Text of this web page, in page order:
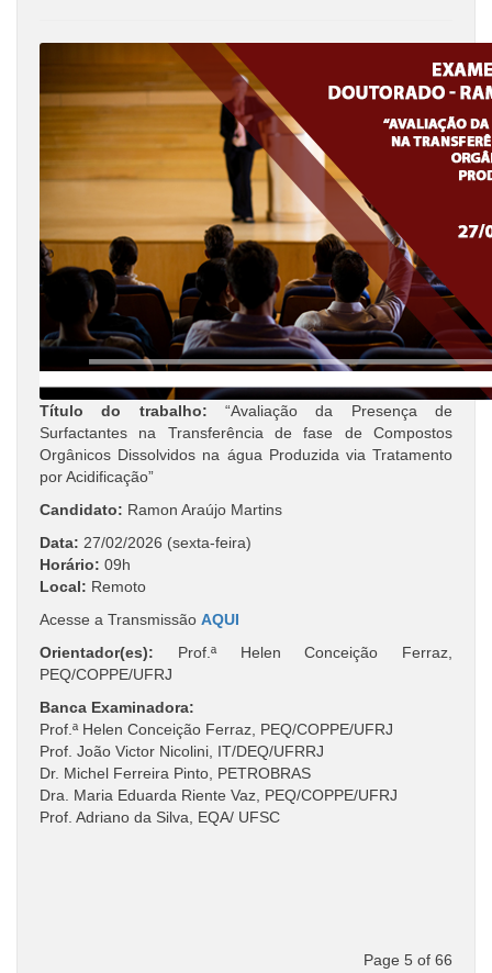
Título do trabalho: “Avaliação da Presença de
Surfactantes na Transferência de fase de Compostos
Orgânicos Dissolvidos na água Produzida via Tratamento
por Acidificação”
Candidato: Ramon Araújo Martins
Data: 27/02/2026 (sexta-feira)
Horário: 09h
Local: Remoto
Acesse a Transmissão AQUI
Orientador(es): Prof.ª Helen Conceição Ferraz,
PEQ/COPPE/UFRJ
Banca Examinadora:
Prof.ª Helen Conceição Ferraz, PEQ/COPPE/UFRJ
Prof. João Victor Nicolini, IT/DEQ/UFRRJ
Dr. Michel Ferreira Pinto, PETROBRAS
Dra. Maria Eduarda Riente Vaz, PEQ/COPPE/UFRJ
Prof. Adriano da Silva, EQA/ UFSC
Page 5 of 66